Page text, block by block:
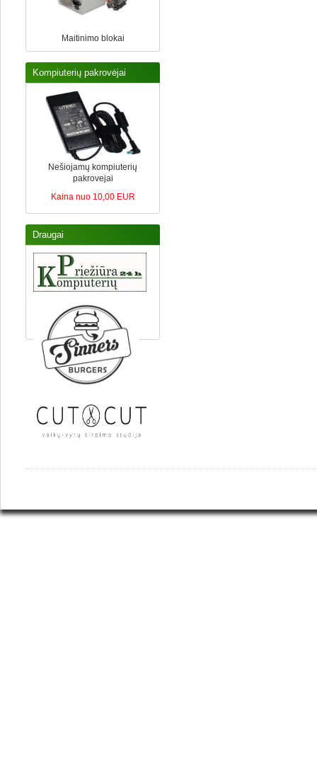
Maitinimo blokai
Kompiuterių pakrovėjai
Nešiojamų kompiuterių
pakrovejai
Kaina nuo 10,00 EUR
Draugai